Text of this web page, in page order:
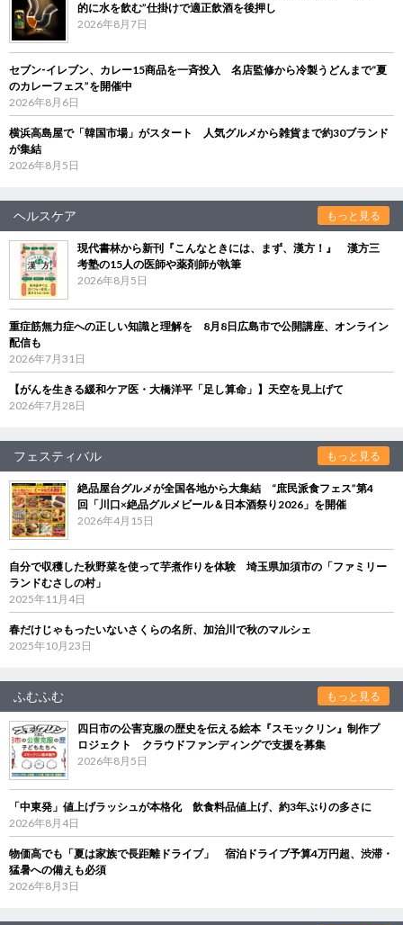
的に水を飲む”仕掛けで適正飲酒を後押し
2026年8月7日
セブン‐イレブン、カレー15商品を一斉投入 名店監修から冷製うどんまで“夏
のカレーフェス”を開催中
2026年8月6日
横浜高島屋で「韓国市場」がスタート 人気グルメから雑貨まで約30ブランド
が集結
2026年8月5日
ヘルスケア もっと見る
現代書林から新刊『こんなときには、まず、漢方！』 漢方三
考塾の15人の医師や薬剤師が執筆
2026年8月5日
重症筋無力症への正しい知識と理解を 8月8日広島市で公開講座、オンライン
配信も
2026年7月31日
【がんを生きる緩和ケア医・大橋洋平「足し算命」】天空を見上げて
2026年7月28日
フェスティバル もっと見る
絶品屋台グルメが全国各地から大集結 “庶民派食フェス”第4
回「川口×絶品グルメビール＆日本酒祭り2026」を開催
2026年4月15日
自分で収穫した秋野菜を使って芋煮作りを体験 埼玉県加須市の「ファミリー
ランドむさしの村」
2025年11月4日
春だけじゃもったいないさくらの名所、加治川で秋のマルシェ
2025年10月23日
ふむふむ もっと見る
四日市の公害克服の歴史を伝える絵本『スモックリン』制作プ
ロジェクト クラウドファンディングで支援を募集
2026年8月5日
「中東発」値上げラッシュが本格化 飲食料品値上げ、約3年ぶりの多さに
2026年8月4日
物価高でも「夏は家族で長距離ドライブ」 宿泊ドライブ予算4万円超、渋滞・
猛暑への備えも必須
2026年8月3日